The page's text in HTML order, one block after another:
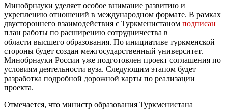
Минобрнауки уделяет особое внимание развитию и
укреплению отношений в международном формате. В рамках
двустороннего взаимодействия с Туркменистаном подписан
план работы по расширению сотрудничества в
области высшего образования. По инициативе туркменской
стороны будет создан межгосударственный университет.
Минобрнауки России уже подготовлен проект соглашения по
условиям деятельности вуза. Следующим этапом будет
разработка подробной дорожной карты по реализации
проекта.
Отмечается, что министр образования Туркменистана